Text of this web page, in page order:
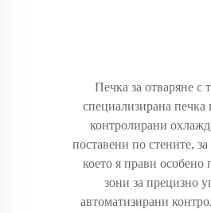
Печка за отваряне с
специализирана печка
контролирани
поставени по стените,
което я прави особено
зони за прецизно
автоматизирани